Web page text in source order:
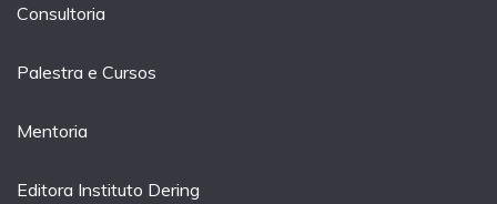
Consultoria
Palestra e Cursos
Mentoria
Editora Instituto Dering